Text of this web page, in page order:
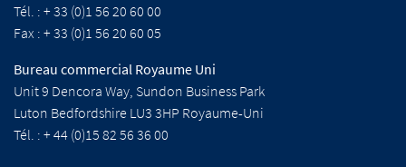
Tél. : + 33 (0)1 56 20 60 00
Fax : + 33 (0)1 56 20 60 05
Bureau commercial Royaume Uni
Unit 9 Dencora Way, Sundon Business Park
Luton Bedfordshire LU3 3HP Royaume-Uni
Tél. : + 44 (0)15 82 56 36 00